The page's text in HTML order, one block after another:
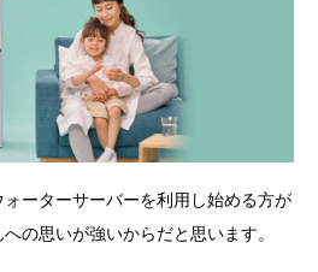
ーターサーバーを利用し始める方が
の思いが強いからだと思います。